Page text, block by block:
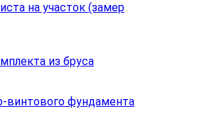
на участок (замер
из бруса
винтового фундамента